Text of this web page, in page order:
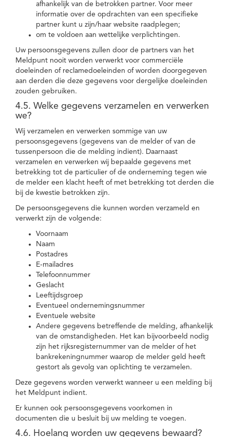
afhankelijk van de betrokken partner. Voor meer
informatie over de opdrachten van een specifieke
partner kunt u zijn/haar website raadplegen;
om te voldoen aan wettelijke verplichtingen.
Uw persoonsgegevens zullen door de partners van het
Meldpunt nooit worden verwerkt voor commerciële
doeleinden of reclamedoeleinden of worden doorgegeven
aan derden die deze gegevens voor dergelijke doeleinden
zouden gebruiken.
4.5. Welke gegevens verzamelen en verwerken
we?
Wij verzamelen en verwerken sommige van uw
persoonsgegevens (gegevens van de melder of van de
tussenpersoon die de melding indient). Daarnaast
verzamelen en verwerken wij bepaalde gegevens met
betrekking tot de particulier of de onderneming tegen wie
de melder een klacht heeft of met betrekking tot derden die
bij de kwestie betrokken zijn.
De persoonsgegevens die kunnen worden verzameld en
verwerkt zijn de volgende:
Voornaam
Naam
Postadres
E-mailadres
Telefoonnummer
Geslacht
Leeftijdsgroep
Eventueel ondernemingsnummer
Eventuele website
Andere gegevens betreffende de melding, afhankelijk
van de omstandigheden. Het kan bijvoorbeeld nodig
zijn het rijksregisternummer van de melder of het
bankrekeningnummer waarop de melder geld heeft
gestort als gevolg van oplichting te verzamelen.
Deze gegevens worden verwerkt wanneer u een melding bij
het Meldpunt indient.
Er kunnen ook persoonsgegevens voorkomen in
documenten die u besluit bij uw melding te voegen.
4.6. Hoelang worden uw gegevens bewaard?